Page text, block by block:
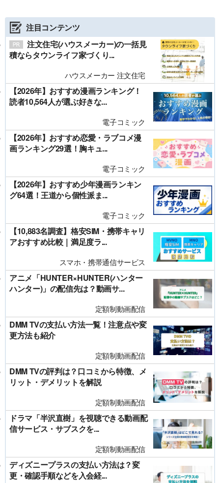
注目コンテンツ
注文住宅(ハウスメーカー)の一括見
積ならタウンライフ家づくり...
ハウスメーカー 注文住宅
【2026年】おすすめ漫画ランキング！
読者10,564人が選ぶ好きな...
電子コミック
【2026年】おすすめ恋愛・ラブコメ漫
画ランキング29選！胸キュ...
電子コミック
【2026年】おすすめ少年漫画ランキン
グ64選！王道から個性派ま...
電子コミック
【10,883名調査】格安SIM・携帯キャリ
アおすすめ比較｜満足度ラ...
スマホ・携帯通信サービス
アニメ「HUNTER×HUNTER(ハンター
ハンター)」の配信先は？動画サ...
定額制動画配信
DMM TVの支払い方法一覧！注意点や変
更方法も紹介
定額制動画配信
DMM TVの評判は？口コミから特徴、メ
リット・デメリットを解説
定額制動画配信
ドラマ「半沢直樹」を視聴できる動画配
信サービス・サブスクを...
定額制動画配信
ディズニープラスの支払い方法は？変
更・確認手順などを入会経...